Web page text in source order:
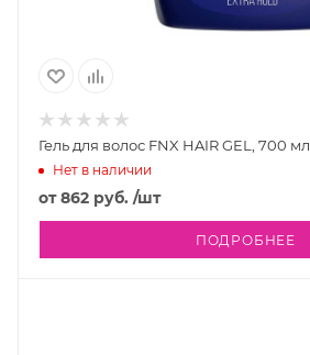
Гель для волос FNX HAIR GEL, 700 мл
Нет в наличии
от862 руб. /шт
ПОДРОБНЕЕ